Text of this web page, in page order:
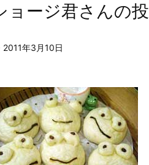
ョージ君さんの
2011年3月10日